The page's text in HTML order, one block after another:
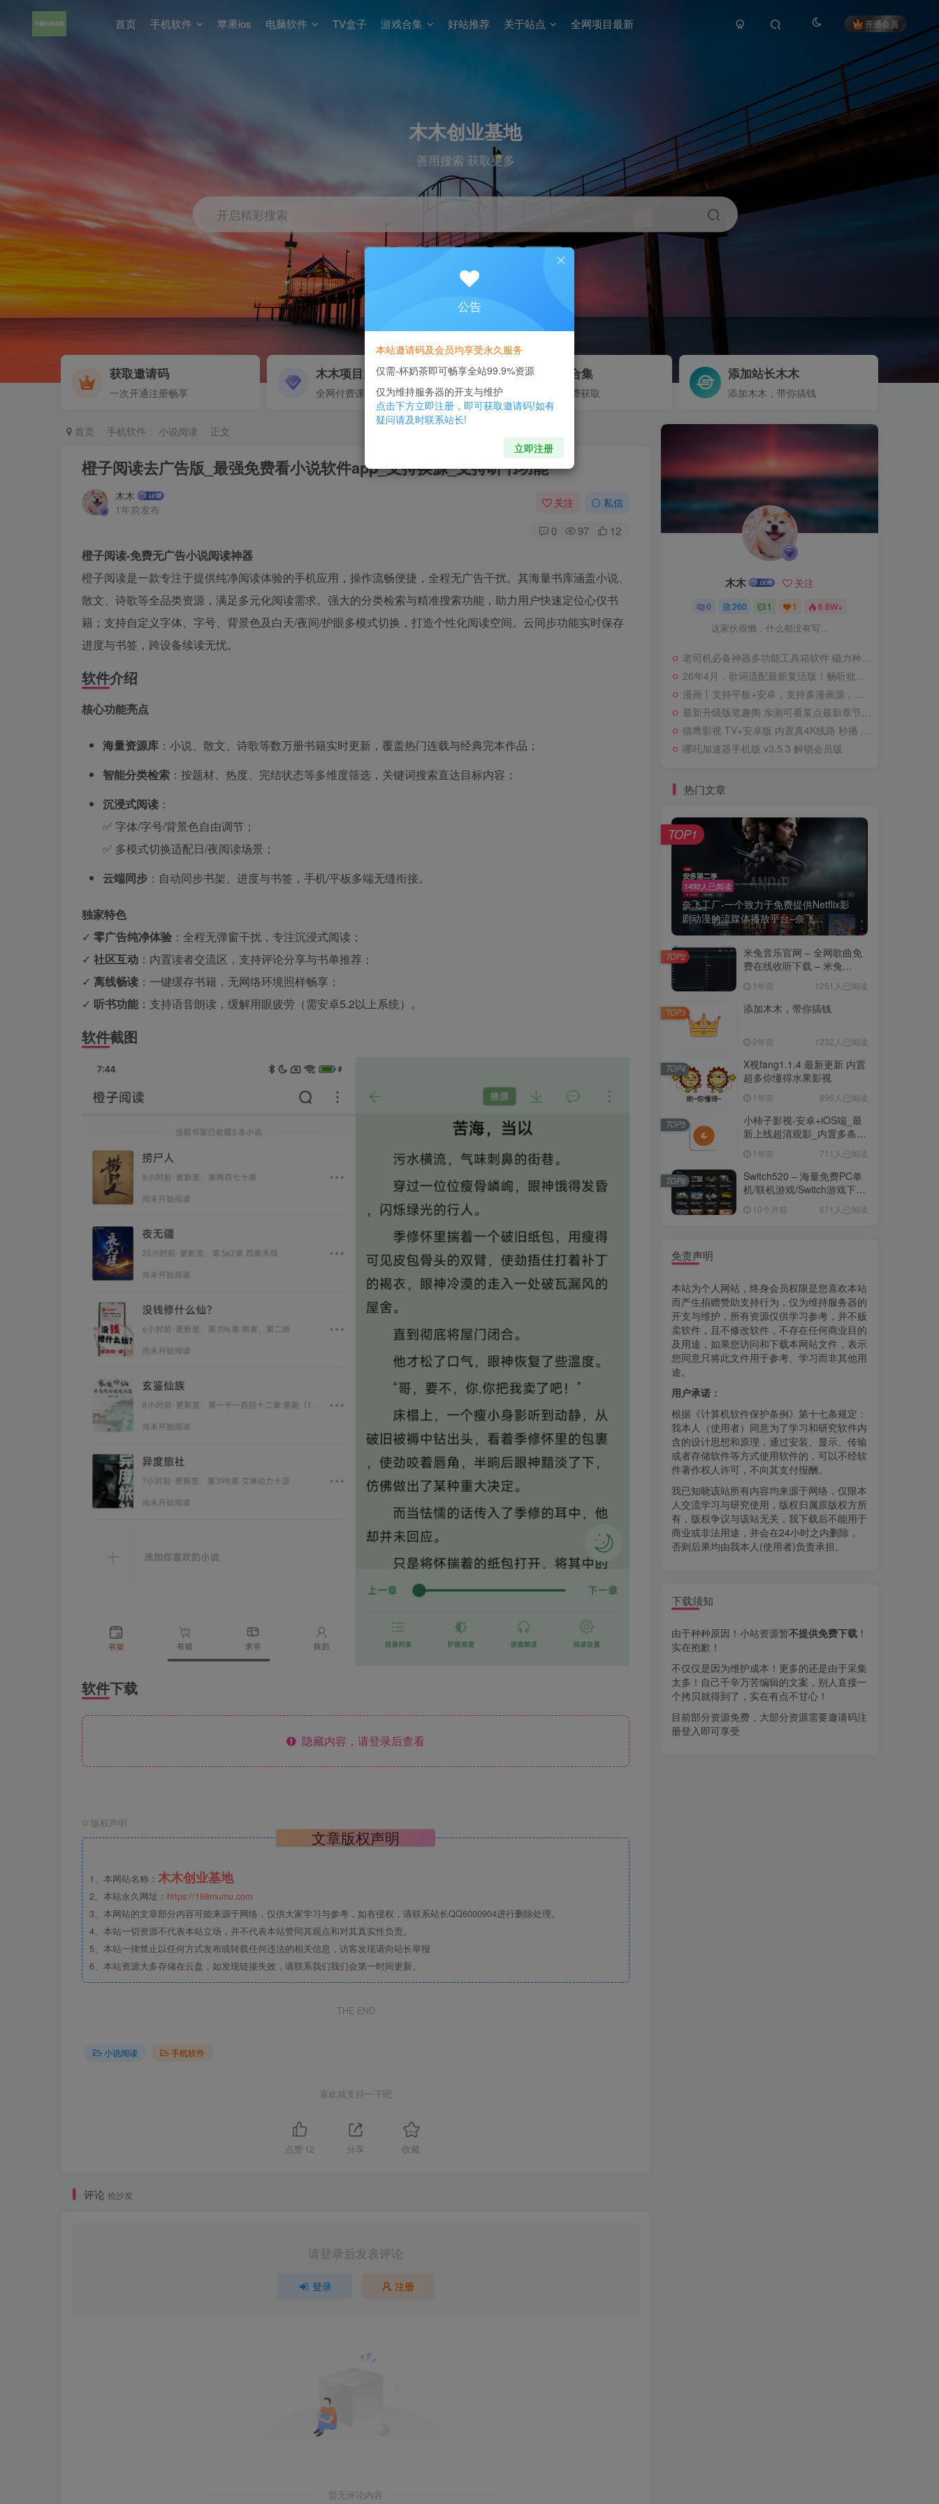
首页 手机软件 苹果ios 电脑软件 TV盒子 游戏合集 好站推荐 关于站点 全网项目最新 开通会员
木木创业基地
善用搜索 获取更多
开启精彩搜索
囧次元
获取邀请码
一次开通注册畅享
木木项目网
全网付费课程合集
免费资源合集
部分资源免费获取
添加站长木木
添加木木，带你搞钱
首页 手机软件 小说阅读 正文
橙子阅读去广告版_最强免费看小说软件app_支持换源_支持听书功能
木木
1年前发布
关注 私信
0 97 12
橙子阅读-免费无广告小说阅读神器​
橙子阅读是一款专注于提供纯净阅读体验的手机应用，操作流畅便捷，全程无广告干扰。其海量书库涵盖小说、
散文、诗歌等全品类资源，满足多元化阅读需求。强大的分类检索与精准搜索功能，助力用户快速定位心仪书
籍；支持自定义字体、字号、背景色及白天/夜间/护眼多模式切换，打造个性化阅读空间。云同步功能实时保存
进度与书签，跨设备续读无忧。
软件介绍
​核心功能亮点​
​海量资源库​ ​：小说、散文、诗歌等数万册书籍实时更新，覆盖热门连载与经典完本作品；
​智能分类检索​ ​：按题材、热度、完结状态等多维度筛选，关键词搜索直达目标内容；
​沉浸式阅读​ ​：
✅ 字体/字号/背景色自由调节；
✅ 多模式切换适配日/夜阅读场景；
​云端同步​ ​：自动同步书架、进度与书签，手机/平板多端无缝衔接。
​独家特色​
✓ ​ ​零广告纯净体验​ ​：全程无弹窗干扰，专注沉浸式阅读；
✓ ​ ​社区互动​ ​：内置读者交流区，支持评论分享与书单推荐；
✓ ​ ​离线畅读​ ​：一键缓存书籍，无网络环境照样畅享；
✓ ​ ​听书功能​ ​：支持语音朗读，缓解用眼疲劳（需安卓5.2以上系统）。
软件截图
软件下载
隐藏内容，请登录后查看
© 版权声明
文章版权声明
1、本网站名称： 木木创业基地
2、本站永久网址： https://168mumu.com
3、本网站的文章部分内容可能来源于网络，仅供大家学习与参考，如有侵权，请联系站长QQ6000904进行删除处理。
4、本站一切资源不代表本站立场，并不代表本站赞同其观点和对其真实性负责。
5、本站一律禁止以任何方式发布或转载任何违法的相关信息，访客发现请向站长举报
6、本站资源大多存储在云盘，如发现链接失效，请联系我们我们会第一时间更新。
THE END
小说阅读 手机软件
喜欢就支持一下吧
点赞 12 分享 收藏
评论 抢沙发
请登录后发表评论
登录 注册
暂无评论内容
木木 关注
0 260 1 1 6.6W+
这家伙很懒，什么都没有写...
老司机必备神器多功能工具箱软件 磁力种子影视音乐 聚合搜索下载 破解会员版
26年4月，歌词适配最新复活版！畅听批量下载无损音乐！超清MV！
漫画丨支持平板+安卓，支持多漫画源，畅看各类漫画 可玩性极强
最新升级版笔趣阁 亲测可看某点最新章节 听书丨看小说聚合去广告特权版
猫鹰影视 TV+安卓版 内置真4K线路 秒播 解锁免激励广告，需登录纯净版
哪吒加速器手机版 v3.5.3 解锁会员版
热门文章
1492人已阅读
奈飞工厂-一个致力于免费提供Netflix影
剧动漫的流媒体播放平台–奈飞...
TOP1
米兔音乐官网 – 全网歌曲免
费在线收听下载 – 米兔
1年前 1251人已阅读
TOP2
添加木木，带你搞钱
2年前 1232人已阅读
TOP3
X视fang1.1.4 最新更新 内置
超多你懂得水果影视
1年前 896人已阅读
TOP4
小柿子影视-安卓+iOS端_最
新上线超清观影_内置多条线
1年前 711人已阅读
TOP5
Switch520 – 海量免费PC单
机/联机游戏/Switch游戏下载
10个月前 671人已阅读
TOP6
免责声明
本站为个人网站，终身会员权限是您喜欢本站
而产生捐赠赞助支持行为，仅为维持服务器的
开支与维护，所有资源仅供学习参考，并不贩
卖软件，且不修改软件，不存在任何商业目的
及用途，如果您访问和下载本网站文件，表示
您同意只将此文件用于参考、学习而非其他用
途。
用户承诺：
根据《计算机软件保护条例》第十七条规定：
我本人（使用者）同意为了学习和研究软件内
含的设计思想和原理，通过安装、显示、传输
或者存储软件等方式使用软件的，可以不经软
件著作权人许可，不向其支付报酬。
我已知晓该站所有内容均来源于网络，仅限本
人交流学习与研究使用，版权归属原版权方所
有，版权争议与该站无关，我下载后不能用于
商业或非法用途，并会在24小时之内删除，
否则后果均由我本人(使用者)负责承担。
下载须知
由于种种原因！小站资源暂不提供免费下载 ！
实在抱歉！
不仅仅是因为维护成本！更多的还是由于采集
太多！自己千辛万苦编辑的文案，别人直接一
个拷贝就得到了，实在有点不甘心！
目前部分资源免费，大部分资源需要邀请码注
册登入即可享受
公告
本站邀请码及会员均享受永久服务
仅需-杯奶茶即可畅享全站99.9%资源
仅为维持服务器的开支与维护
点击下方立即注册，即可获取邀请码!如有
疑问请及时联系站长!
立即注册